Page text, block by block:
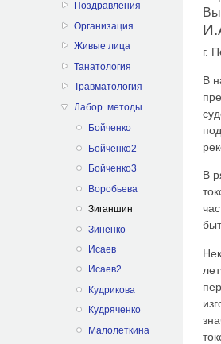
Поздравления
Организация
Живые лица
Танатология
Травматология
Лабор. методы
Бойченко
Бойченко2
Бойченко3
Воробьева
Зиганшин
Зиненко
Исаев
Исаев2
Кудрикова
Кудряченко
Малолеткина
г.
В
В